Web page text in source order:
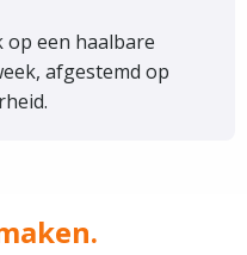
op een haalbare
afgestemd op